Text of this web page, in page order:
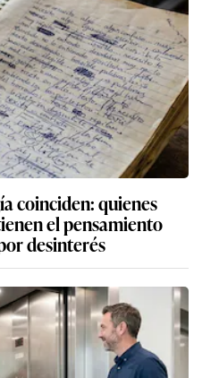
coinciden: quienes
el pensamiento
desinterés